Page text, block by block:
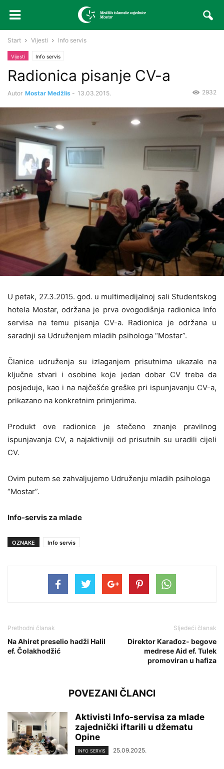
Start Vijesti Info servis
Vijesti Info servis
Radionica pisanje CV-a
Autor Mostar Medžlis - 13.03.2015. 2932
U petak, 27.3.2015. god. u multimedijalnoj sali Studentskog
hotela Mostar, održana je prva ovogodišnja radionica Info
servisa na temu pisanja CV-a. Radionica je održana u
saradnji sa Udruženjem mladih psihologa “Mostar”.
Članice udruženja su izlaganjem prisutnima ukazale na
ključne stvari i osobine koje jedan dobar CV treba da
posjeduje, kao i na najčešće greške pri ispunjavanju CV-a,
prikazano na konkretnim primjerima.
Produkt ove radionice je stečeno znanje pravilnog
ispunjavanja CV, a najaktivniji od prisutnih su uradili cijeli
CV.
Ovim putem se zahvaljujemo Udruženju mladih psihologa
“Mostar”.
Info-servis za mlade
OZNAKE Info servis
Prethodni članak
Na Ahiret preselio hadži Halil
ef. Čolakhodžić
Sljedeći članak
Direktor Karađoz- begove
medrese Aid ef. Tulek
promoviran u hafiza
POVEZANI ČLANCI
Aktivisti Info-servisa za mlade
zajednički iftarili u džematu
Opine
INFO SERVIS 25.09.2025.